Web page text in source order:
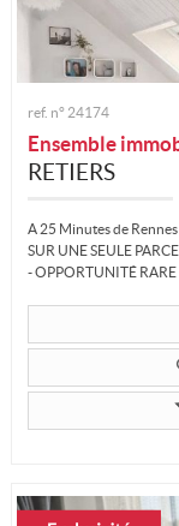
ref. n° 24174
Ensemble
RETIERS
A 25 Minutes de
SUR UNE SEULE
- OPPORTUNITÉ
- À 25 minutes de
- ENSEMBLE